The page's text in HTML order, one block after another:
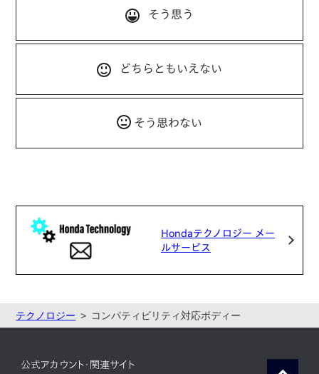
そう思う
どちらともいえない
そう思わない
Hondaテクノロジー メー
ルサービス
テクノロジー コンパティビリティ対応ボディー
公式アカウント・関連サイト